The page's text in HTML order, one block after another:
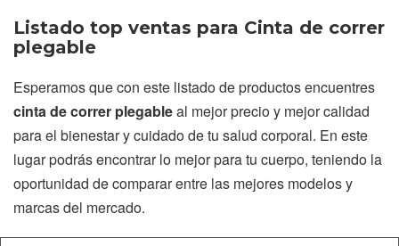
Listado top ventas para Cinta de correr
plegable
Esperamos que con este listado de productos encuentres
cinta de correr plegableal mejor precio y mejor calidad
para el bienestar y cuidado de tu salud corporal. En este
lugar podrás encontrar lo mejor para tu cuerpo, teniendo la
oportunidad de comparar entre las mejores modelos y
marcas del mercado.